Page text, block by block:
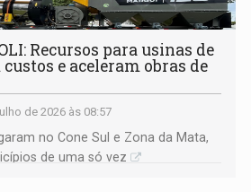
Recursos para usinas de
e aceleram obras de
de 2026 às 08:57
no Cone Sul e Zona da Mata,
de uma só vez